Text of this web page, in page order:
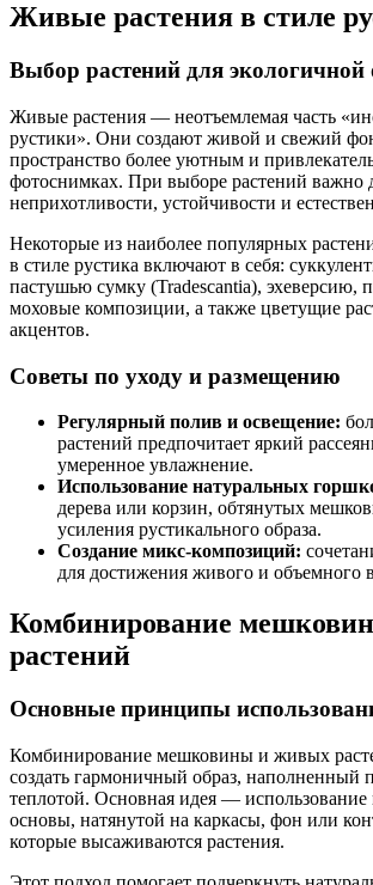
Живые растения в стиле
Выбор растений для экологичной
Живые растения — неотъемлемая часть
рустики». Они создают живой и свежий
пространство более уютным и
фотоснимках. При выборе растений важно
неприхотливости, устойчивости и
Некоторые из наиболее популярных
в стиле рустика включают в себя:
пастушью сумку (Tradescantia), эхеверсию,
моховые композиции, а также цветущие
акцентов.
Советы по уходу и размещению
Регулярный полив и освещение:
растений предпочитает яркий
умеренное увлажнение.
Использование натуральных
дерева или корзин, обтянутых
усиления рустикального образа.
Создание микс-композиций:
для достижения живого и объемного
Комбинирование
растений
Основные принципы
Комбинирование мешковины и живых
создать гармоничный образ, наполненный
теплотой. Основная идея —
основы, натянутой на каркасы, фон или
которые высаживаются растения.